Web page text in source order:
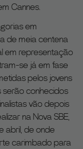
Cannes.
em
de meia centena
em representação
se já em fase
pelos jovens
serão conhecidos
vão depois
na Nova SBE,
abril, de onde
carimbado para